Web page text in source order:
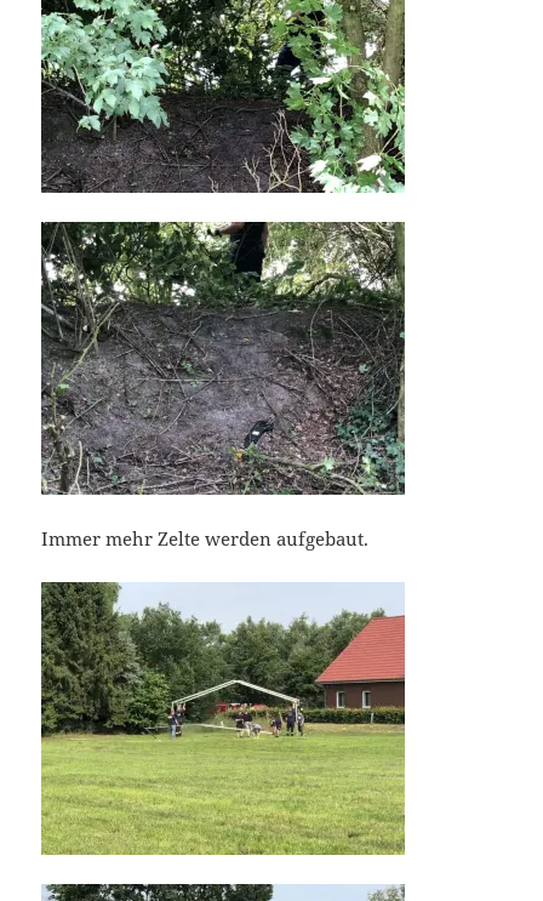
Immer mehr Zelte werden aufgebaut.